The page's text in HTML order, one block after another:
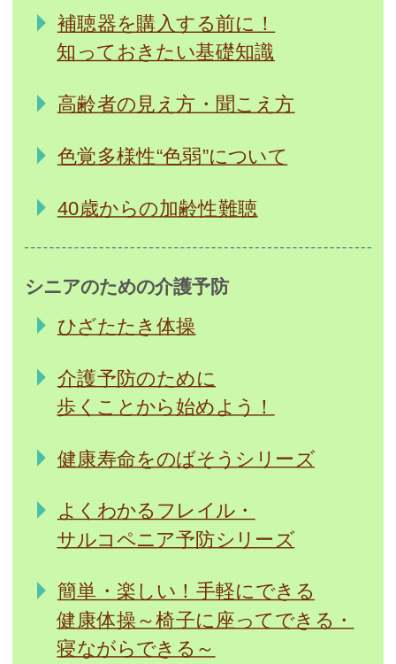
補聴器を購入する前に！
知っておきたい基礎知識
高齢者の見え方・聞こえ方
色覚多様性“色弱”について
40歳からの加齢性難聴
シニアのための介護予防
ひざたたき体操
介護予防のために
歩くことから始めよう！
健康寿命をのばそうシリーズ
よくわかるフレイル・
サルコペニア予防シリーズ
簡単・楽しい！手軽にできる
健康体操～椅子に座ってできる・
寝ながらできる～